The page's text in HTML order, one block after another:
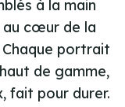
à la main
au cœur de la
portrait
de gamme,
fait pour durer.